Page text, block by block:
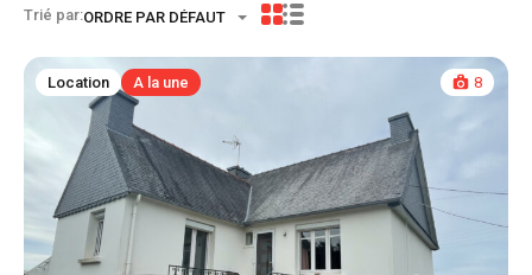
Trié par:ORDRE PAR DÉFAUT
Location A la une 8